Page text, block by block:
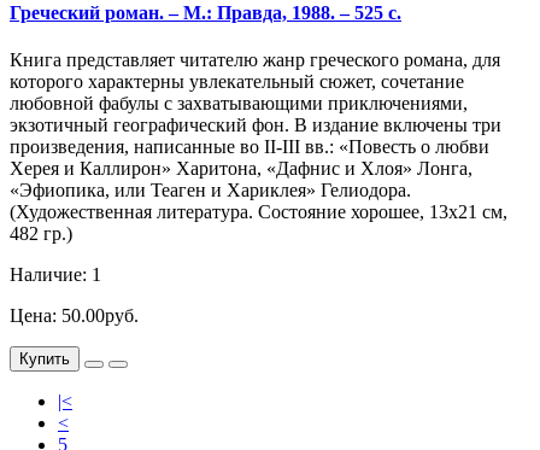
Греческий роман. – М.: Правда, 1988. – 525 с.
Книга представляет читателю жанр греческого романа, для
которого характерны увлекательный сюжет, сочетание
любовной фабулы с захватывающими приключениями,
экзотичный географический фон. В издание включены три
произведения, написанные во II-III вв.: «Повесть о любви
Херея и Каллирон» Харитона, «Дафнис и Хлоя» Лонга,
«Эфиопика, или Теаген и Хариклея» Гелиодора.
(Художественная литература. Состояние хорошее, 13х21 см,
482 гр.)
Наличие: 1
Цена: 50.00руб.
Купить
|<
<
5